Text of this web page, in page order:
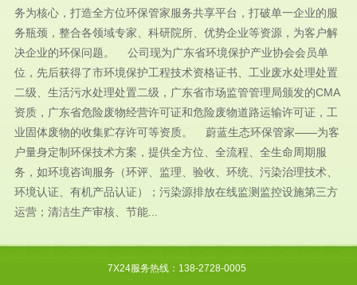
务为核心，打造全方位环保管家服务共享平台，打破单一企业的服
务瓶颈，整合各领域专家、科研院所、优势企业等资源，为客户解
决企业的环保问题。 公司现为广东省环境保护产业协会会员单
位，先后获得了市环境保护工程技术资格证书、工业废水处理处置
二级、生活污水处理处置二级，广东省市场监管管理局颁发的CMA
资质，广东省危险废物经营许可证和危险废物道路运输许可证，工
业固体废物的收集贮存许可等资质。 蔚蓝生态环保管家——为客
户量身定制环保技术方案，提供全方位、全流程、全生命周期服
务，如环境咨询服务（环评、监理、验收、环统、污染治理技术、
环境认证、有机产品认证）；污染源排放在线监测监控设施第三方
运营；清洁生产审核、节能...
7X24服务热线：138-2728-0005